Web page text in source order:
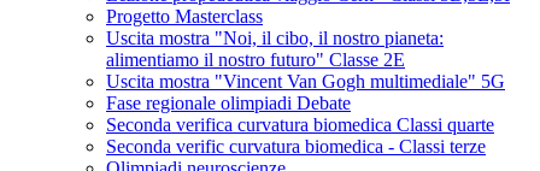
Progetto Masterclass
Uscita mostra "Noi, il cibo, il nostro pianeta:
alimentiamo il nostro futuro" Classe 2E
Uscita mostra "Vincent Van Gogh multimediale" 5G
Fase regionale olimpiadi Debate
Seconda verifica curvatura biomedica Classi quarte
Seconda verific curvatura biomedica - Classi terze